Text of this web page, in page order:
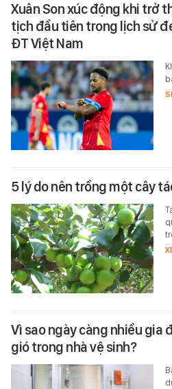
Xuân Son xúc động khi trở
tịch đầu tiên trong lịch sử
ĐT Việt Nam
5 lý do nên trồng một cây
Vì sao ngày càng nhiều gia
gió trong nhà vệ sinh?